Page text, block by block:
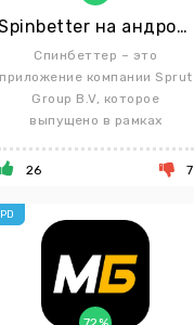
Spinbetter на андроид
Спинбеттер – это
приложение компании Sprut
Group B.V, которое
выпущено в рамках
26
7